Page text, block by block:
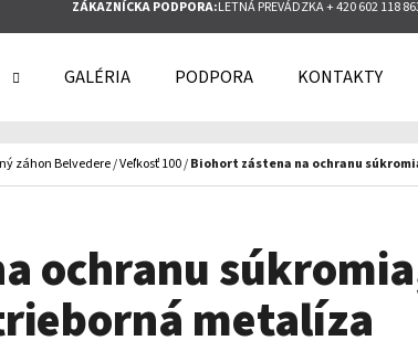
ZÁKAZNÍCKA PODPORA:LETNÁ PREVÁDZKA + 420 602 118
GALÉRIA PODPORA KONTAKTY
záhon Belvedere/Veľkosť 100/Biohort zástena na ochranu
ochranu
metalíza